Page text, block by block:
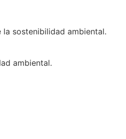
sostenibilidad ambiental.
ambiental.